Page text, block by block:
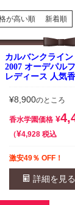
が高い順 新着順
カルバンクライ
2007 オーデパル
レディース 人気
¥8,900のところ
香水学園価格 ¥
¥4,928 税込
激安49％ OFF！
詳細を見る